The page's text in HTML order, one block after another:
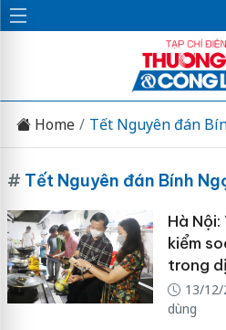
Home Tết Nguyên đán
# Tết Nguyên đán Bính
Hà
kiểm
trong
13/12/
dùng